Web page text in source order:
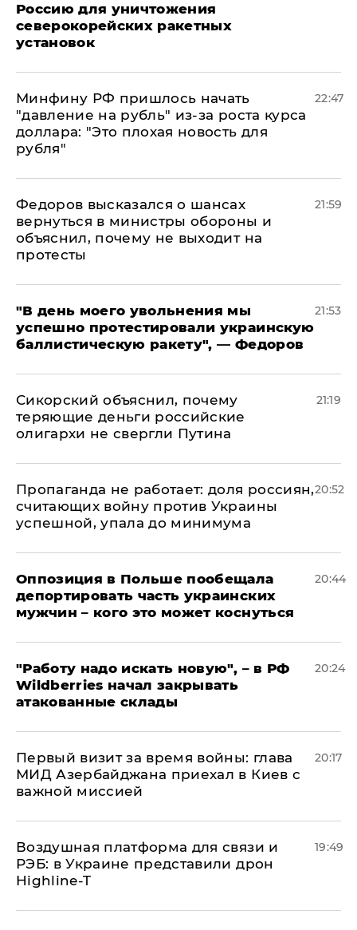
Россию для уничтожения
северокорейских ракетных
установок
Минфину РФ пришлось начать
"давление на рубль" из-за роста курса
доллара: "Это плохая новость для
рубля"
22:47
Федоров высказался о шансах
вернуться в министры обороны и
объяснил, почему не выходит на
протесты
21:59
​"В день моего увольнения мы
успешно протестировали украинскую
баллистическую ракету", — Федоров
21:53
Сикорский объяснил, почему
теряющие деньги российские
олигархи не свергли Путина
21:19
​Пропаганда не работает: доля россиян,
считающих войну против Украины
успешной, упала до минимума
20:52
Оппозиция в Польше пообещала
депортировать часть украинских
мужчин – кого это может коснуться
20:44
"Работу надо искать новую", – в РФ
Wildberries начал закрывать
атакованные склады
20:24
Первый визит за время войны: глава
МИД Азербайджана приехал в Киев с
важной миссией
20:17
Воздушная платформа для связи и
РЭБ: в Украине представили дрон
Highline-T
19:49